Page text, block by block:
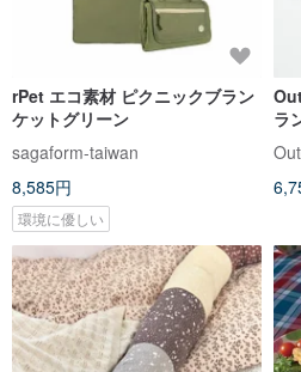
rPet エコ素材 ピクニックブラン
ケットグリーン
sagaform-taiwan
8,585円
環境に優しい
ラ
ル